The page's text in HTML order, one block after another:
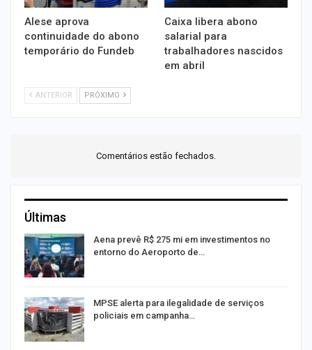
Alese aprova
continuidade do abono
temporário do Fundeb
Caixa libera abono
salarial para
trabalhadores nascidos
em abril
ANTERIOR PRÓXIMO
Comentários estão fechados.
Últimas
Aena prevê R$ 275 mi em investimentos no
entorno do Aeroporto de…
MPSE alerta para ilegalidade de serviços
policiais em campanha…